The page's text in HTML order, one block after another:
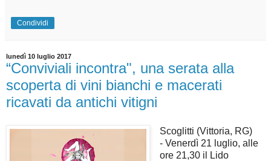
Condividi
lunedì 10 luglio 2017
“Conviviali incontra", una serata alla
scoperta di vini bianchi e macerati
ricavati da antichi vitigni
Scoglitti (Vittoria, RG)
- Venerdì 21 luglio, alle
ore 21,30 il Lido